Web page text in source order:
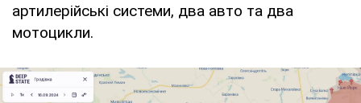
артилерійські системи, два авто та два
мотоцикли.